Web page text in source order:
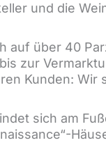
und die
auf über 40
zur
Kunden: Wir
sich am